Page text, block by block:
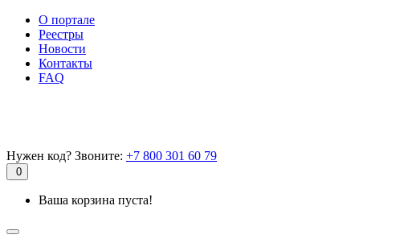
О портале
Реестры
Новости
Контакты
FAQ
Нужен код? Звоните: +7 800 301 60 79
0
Ваша корзина пуста!